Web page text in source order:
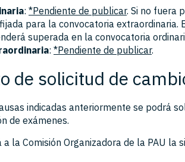
: *Pendiente de publicar. Si no fuera
para la convocatoria extraordinaria.
superada en la convocatoria
: *Pendiente de publicar.
de solicitud de
indicadas anteriormente se podrá
de exámenes.
la Comisión Organizadora de la PAU la